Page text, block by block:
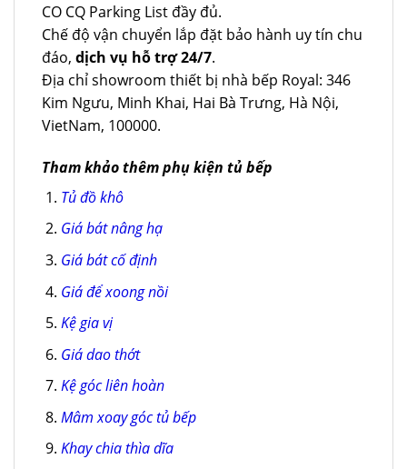
CO CQ Parking List đầy đủ.
Chế độ vận chuyển lắp đặt bảo hành uy tín chu
đáo, dịch vụ hỗ trợ 24/7.
Địa chỉ showroom thiết bị nhà bếp Royal: 346
Kim Ngưu, Minh Khai, Hai Bà Trưng, Hà Nội,
VietNam, 100000.
Tham khảo thêm phụ kiện tủ bếp
Tủ đồ khô
Giá bát nâng hạ
Giá bát cố định
Giá để xoong nồi
Kệ gia vị
Giá dao thớt
Kệ góc liên hoàn
Mâm xoay góc tủ bếp
Khay chia thìa dĩa